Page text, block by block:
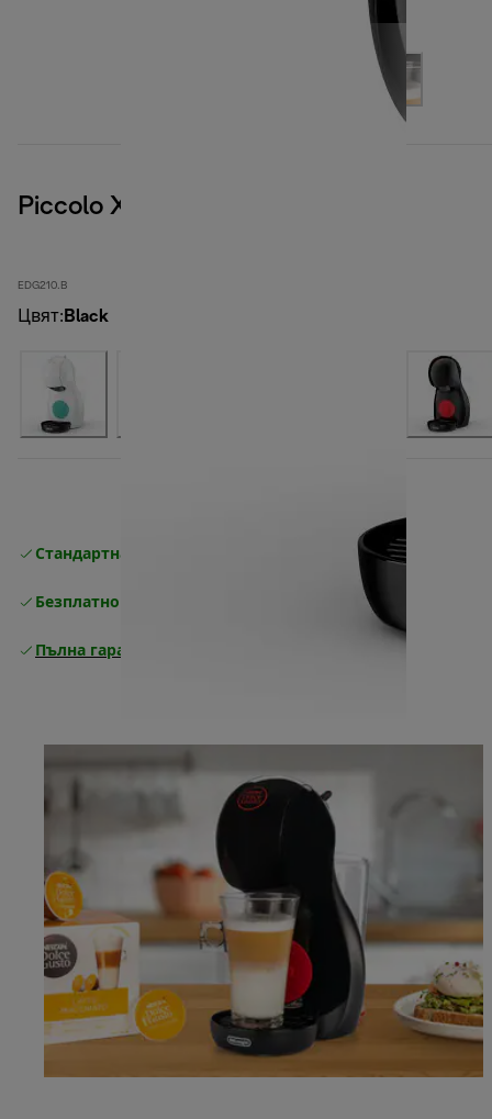
Piccolo XS, Black
EDG210.B
Цвят: Black
Стандартна безплатна доставка Доставка
Безплатно връщане
Пълна гаранция от производителя